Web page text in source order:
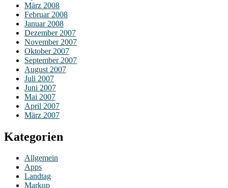
März 2008
Februar 2008
Januar 2008
Dezember 2007
November 2007
Oktober 2007
September 2007
August 2007
Juli 2007
Juni 2007
Mai 2007
April 2007
März 2007
Kategorien
Allgemein
Apps
Landtag
Markup